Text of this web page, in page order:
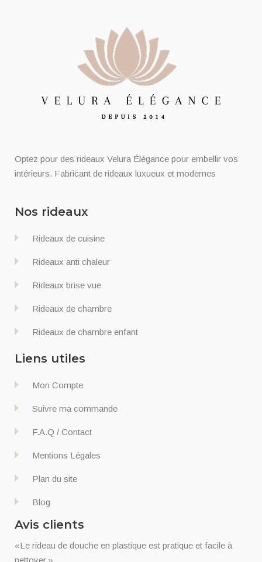
Optez pour des rideaux Velura Élégance pour embellir vos
intérieurs. Fabricant de rideaux luxueux et modernes
Nos rideaux
Rideaux de cuisine
Rideaux anti chaleur
Rideaux brise vue
Rideaux de chambre
Rideaux de chambre enfant
Liens utiles
Mon Compte
Suivre ma commande
F.A.Q / Contact
Mentions Légales
Plan du site
Blog
Avis clients
«Le rideau de douche en plastique est pratique et facile à
nettoyer.»